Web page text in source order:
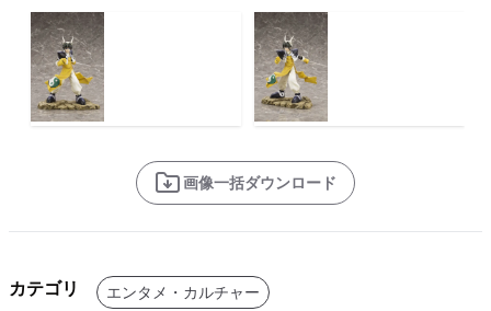
画像一括ダウンロード
カテゴリ エンタメ・カルチャー